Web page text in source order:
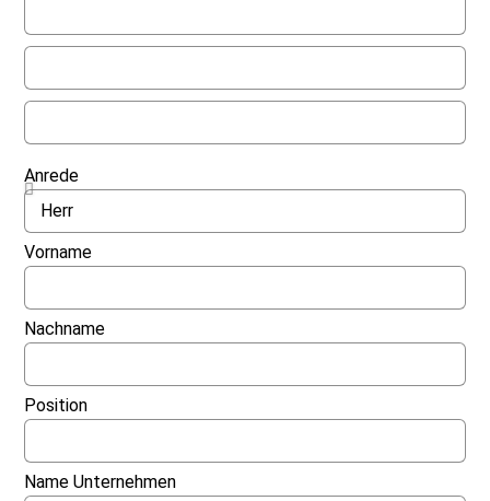
Anrede
Vorname
Nachname
Position
Name Unternehmen